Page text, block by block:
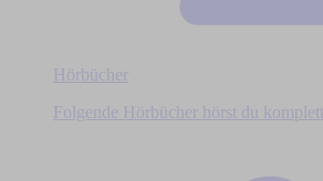
Hörbücher
Folgende Hörbücher hörst du